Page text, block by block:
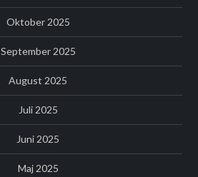
Oktober 2025
September 2025
August 2025
Juli 2025
Juni 2025
Maj 2025